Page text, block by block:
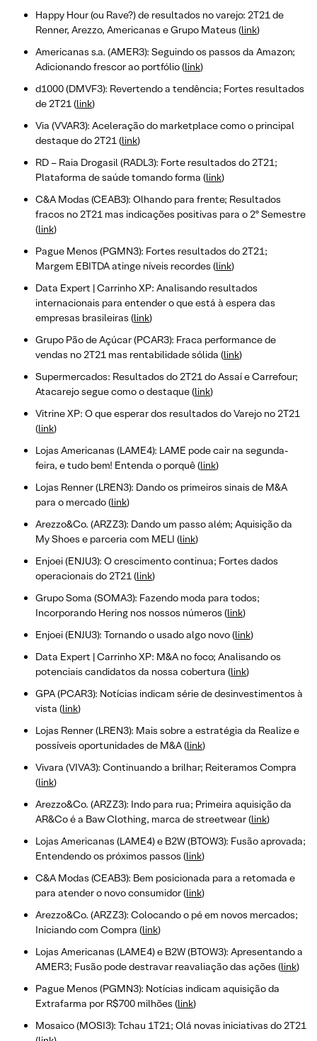
Happy Hour (ou Rave?) de resultados no varejo: 2T21 de
Renner, Arezzo, Americanas e Grupo Mateus (link)
Americanas s.a. (AMER3): Seguindo os passos da Amazon;
Adicionando frescor ao portfólio (link)
d1000 (DMVF3): Revertendo a tendência; Fortes resultados
de 2T21 (link)
Via (VVAR3): Aceleração do marketplace como o principal
destaque do 2T21 (link)
RD – Raia Drogasil (RADL3): Forte resultados do 2T21;
Plataforma de saúde tomando forma (link)
C&A Modas (CEAB3): Olhando para frente; Resultados
fracos no 2T21 mas indicações positivas para o 2º Semestre
(link)
Pague Menos (PGMN3): Fortes resultados do 2T21;
Margem EBITDA atinge níveis recordes (link)
Data Expert | Carrinho XP: Analisando resultados
internacionais para entender o que está à espera das
empresas brasileiras (link)
Grupo Pão de Açúcar (PCAR3): Fraca performance de
vendas no 2T21 mas rentabilidade sólida (link)
Supermercados: Resultados do 2T21 do Assaí e Carrefour;
Atacarejo segue como o destaque (link)
Vitrine XP: O que esperar dos resultados do Varejo no 2T21
(link)
Lojas Americanas (LAME4): LAME pode cair na segunda-
feira, e tudo bem! Entenda o porquê (link)
Lojas Renner (LREN3): Dando os primeiros sinais de M&A
para o mercado (link)
Arezzo&Co. (ARZZ3): Dando um passo além; Aquisição da
My Shoes e parceria com MELI (link)
Enjoei (ENJU3): O crescimento continua; Fortes dados
operacionais do 2T21 (link)
Grupo Soma (SOMA3): Fazendo moda para todos;
Incorporando Hering nos nossos números (link)
Enjoei (ENJU3): Tornando o usado algo novo (link)
Data Expert | Carrinho XP: M&A no foco; Analisando os
potenciais candidatos da nossa cobertura (link)
GPA (PCAR3): Notícias indicam série de desinvestimentos à
vista (link)
Lojas Renner (LREN3): Mais sobre a estratégia da Realize e
possíveis oportunidades de M&A (link)
Vivara (VIVA3): Continuando a brilhar; Reiteramos Compra
(link)
Arezzo&Co. (ARZZ3): Indo para rua; Primeira aquisição da
AR&Co é a Baw Clothing, marca de streetwear (link)
Lojas Americanas (LAME4) e B2W (BTOW3): Fusão aprovada;
Entendendo os próximos passos (link)
C&A Modas (CEAB3): Bem posicionada para a retomada e
para atender o novo consumidor (link)
Arezzo&Co. (ARZZ3): Colocando o pé em novos mercados;
Iniciando com Compra (link)
Lojas Americanas (LAME4) e B2W (BTOW3): Apresentando a
AMER3; Fusão pode destravar reavaliação das ações (link)
Pague Menos (PGMN3): Notícias indicam aquisição da
Extrafarma por R$700 milhões (link)
Mosaico (MOSI3): Tchau 1T21; Olá novas iniciativas do 2T21